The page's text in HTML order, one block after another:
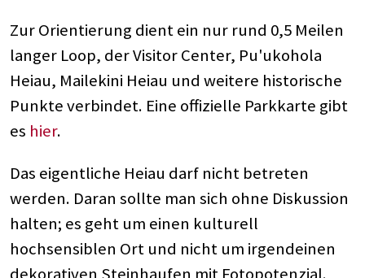
Zur Orientierung dient ein nur rund 0,5 Meilen
langer Loop, der Visitor Center, Pu'ukohola
Heiau, Mailekini Heiau und weitere historische
Punkte verbindet. Eine offizielle Parkkarte gibt
es hier.
Das eigentliche Heiau darf nicht betreten
werden. Daran sollte man sich ohne Diskussion
halten; es geht um einen kulturell
hochsensiblen Ort und nicht um irgendeinen
dekorativen Steinhaufen mit Fotopotenzial.